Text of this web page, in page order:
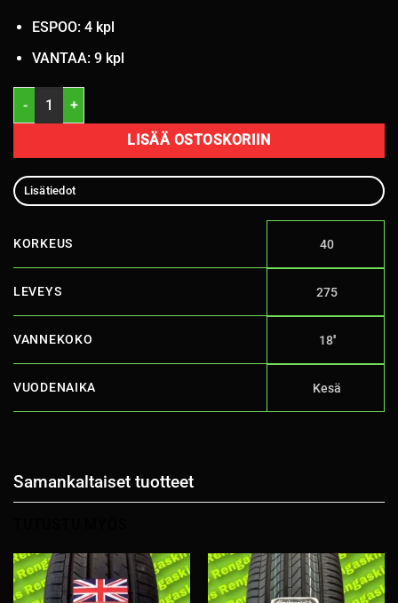
ESPOO: 4 kpl
VANTAA: 9 kpl
275/40R18 Davanti Protoura Sport 103Y XL C,B 71dB/kesä määrä
LISÄÄ OSTOSKORIIN
Lisätiedot
KORKEUS 40
LEVEYS 275
VANNEKOKO 18''
VUODENAIKA Kesä
Samankaltaiset tuotteet